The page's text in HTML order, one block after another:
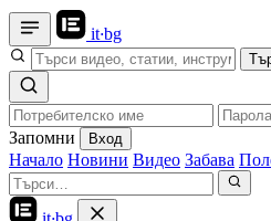
it·bg
Запомни Вход
Начало Новини Видео Забава